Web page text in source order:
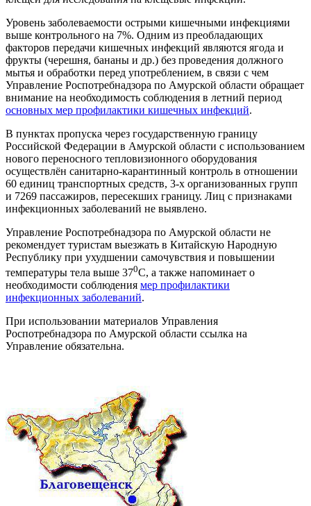
Уровень заболеваемости острыми кишечными инфекциями
выше контрольного на 7%. Одним из преобладающих
факторов передачи кишечных инфекций являются ягода и
фрукты (черешня, бананы и др.) без проведения должного
мытья и обработки перед употреблением, в связи с чем
Управление Роспотребнадзора по Амурской области обращает
внимание на необходимость соблюдения в летний период
основных мер профилактики кишечных инфекций.
В пунктах пропуска через государственную границу
Российской Федерации в Амурской области с использованием
нового переносного тепловизионного оборудования
осуществлён санитарно-карантинный контроль в отношении
60 единиц транспортных средств, 3-х организованных групп
и 7269 пассажиров, пересекших границу. Лиц с признаками
инфекционных заболеваний не выявлено.
Управление Роспотребнадзора по Амурской области не
рекомендует туристам выезжать в Китайскую Народную
Республику при ухудшении самочувствия и повышении
температуры тела выше 370С, а также напоминает о
необходимости соблюдения мер профилактики
инфекционных заболеваний.
При использовании материалов Управления
Роспотребнадзора по Амурской области ссылка на
Управление обязательна.